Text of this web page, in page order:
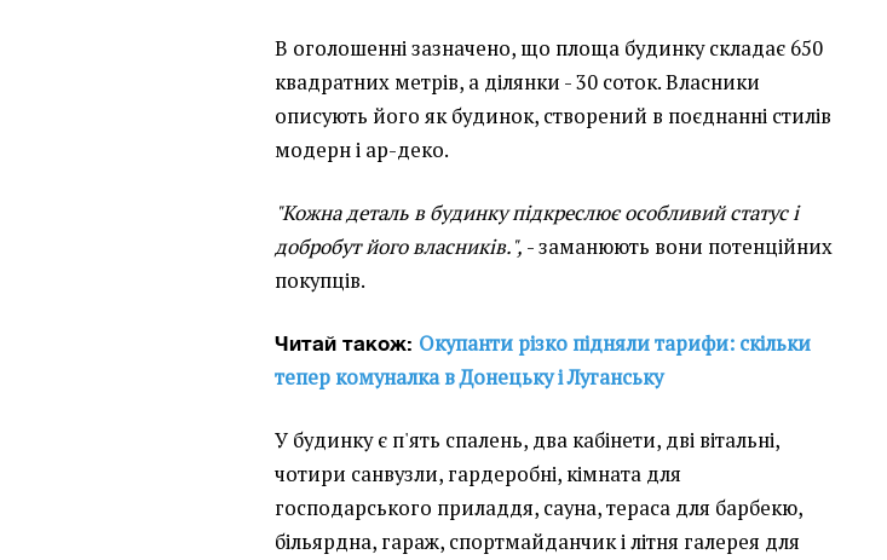
В оголошенні зазначено, що площа будинку складає 650
квадратних метрів, а ділянки - 30 соток. Власники
описують його як будинок, створений в поєднанні стилів
модерн і ар-деко.
"Кожна деталь в будинку підкреслює особливий статус і
добробут його власників.", - заманюють вони потенційних
покупців.
Читай також: Окупанти різко підняли тарифи: скільки
тепер комуналка в Донецьку і Луганську
У будинку є п'ять спалень, два кабінети, дві вітальні,
чотири санвузли, гардеробні, кімната для
господарського приладдя, сауна, тераса для барбекю,
більярдна, гараж, спортмайданчик і літня галерея для